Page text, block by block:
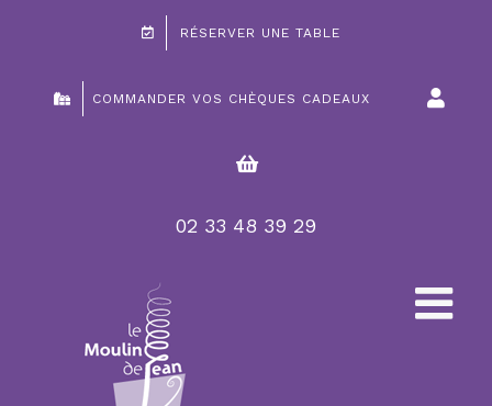
RÉSERVER UNE TABLE
COMMANDER VOS CHÈQUES CADEAUX
02 33 48 39 29